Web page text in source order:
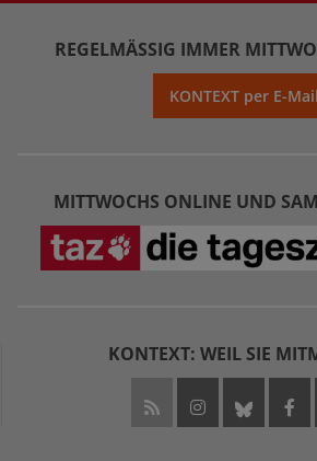
REGELMÄSSIG IMMER
KONTEXT per E-Mail
MITTWOCHS ONLINE UND
KONTEXT: WEIL SIE